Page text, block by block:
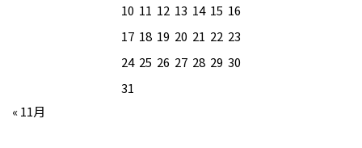
10 11 12 13 14 15 16
17 18 19 20 21 22 23
24 25 26 27 28 29 30
31
« 11月